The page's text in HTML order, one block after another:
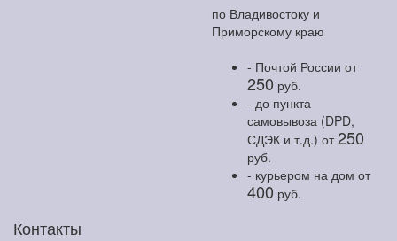
по Владивостоку и
Приморскому краю
- Почтой России от
250 руб.
- до пункта
самовывоза (DPD,
СДЭК и т.д.) от250
руб.
- курьером на дом от
400 руб.
Контакты